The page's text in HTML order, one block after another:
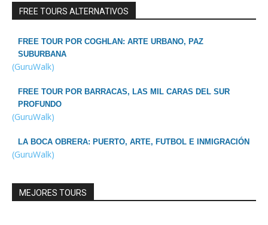
FREE TOURS ALTERNATIVOS
FREE TOUR POR COGHLAN: ARTE URBANO, PAZ
SUBURBANA
(GuruWalk)
FREE TOUR POR BARRACAS, LAS MIL CARAS DEL SUR
PROFUNDO
(GuruWalk)
LA BOCA OBRERA: PUERTO, ARTE, FUTBOL E INMIGRACIÓN
(GuruWalk)
MEJORES TOURS